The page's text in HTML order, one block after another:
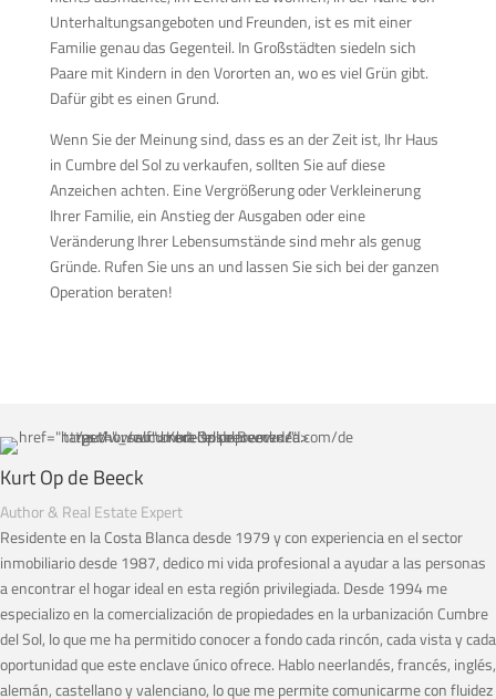
Unterhaltungsangeboten und Freunden, ist es mit einer
Familie genau das Gegenteil. In Großstädten siedeln sich
Paare mit Kindern in den Vororten an, wo es viel Grün gibt.
Dafür gibt es einen Grund.
Wenn Sie der Meinung sind, dass es an der Zeit ist, Ihr Haus
in Cumbre del Sol zu verkaufen, sollten Sie auf diese
Anzeichen achten. Eine Vergrößerung oder Verkleinerung
Ihrer Familie, ein Anstieg der Ausgaben oder eine
Veränderung Ihrer Lebensumstände sind mehr als genug
Gründe. Rufen Sie uns an und lassen Sie sich bei der ganzen
Operation beraten!
Kurt Op de Beeck
Author & Real Estate Expert
Residente en la Costa Blanca desde 1979 y con experiencia en el sector
inmobiliario desde 1987, dedico mi vida profesional a ayudar a las personas
a encontrar el hogar ideal en esta región privilegiada. Desde 1994 me
especializo en la comercialización de propiedades en la urbanización Cumbre
del Sol, lo que me ha permitido conocer a fondo cada rincón, cada vista y cada
oportunidad que este enclave único ofrece. Hablo neerlandés, francés, inglés,
alemán, castellano y valenciano, lo que me permite comunicarme con fluidez